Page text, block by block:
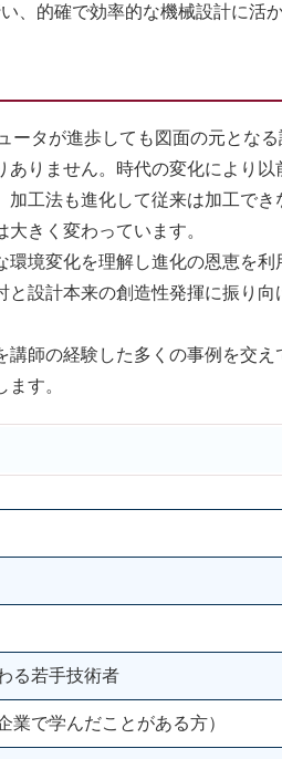
、的確で効率的な機械設計に活か
タが進歩しても図面の元とな
りません。時代の変化により以
工法も進化して従来は加工でき
大きく変わっています。
境変化を理解し進化の恩恵を利
設計本来の創造性発揮に振り向
師の経験した多くの事例を交え
す。
る若手技術者
で学んだことがある方）